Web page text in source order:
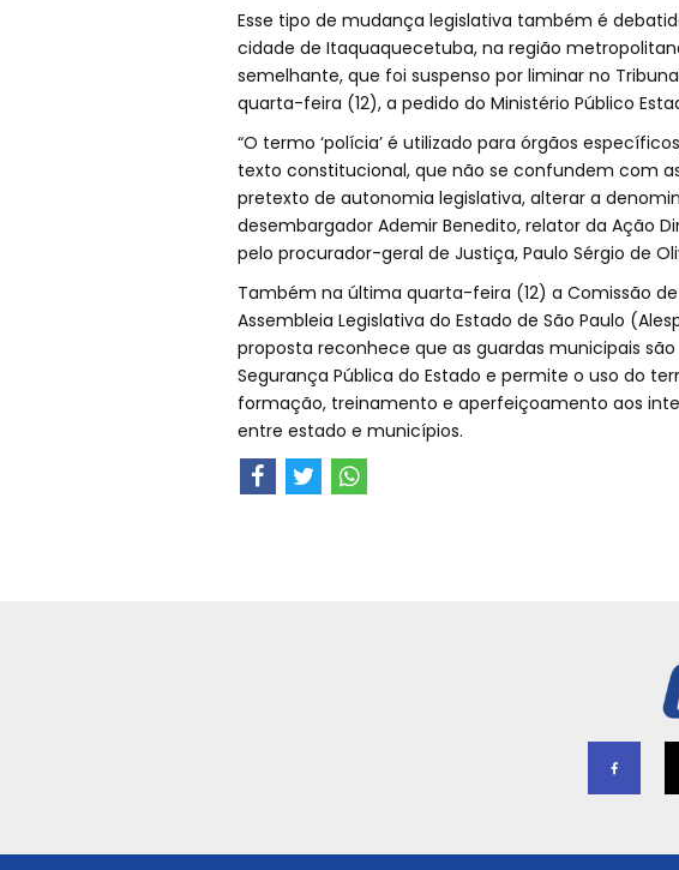
Esse tipo de mudança legislativa também é
cidade de Itaquaquecetuba, na região
semelhante, que foi suspenso por liminar no
quarta-feira (12), a pedido do Ministério Público
“O termo ‘polícia’ é utilizado para órgãos
texto constitucional, que não se confundem com
pretexto de autonomia legislativa, alterar a
desembargador Ademir Benedito, relator da Ação
pelo procurador-geral de Justiça, Paulo Sérgio de
Também na última quarta-feira (12) a Comissão
Assembleia Legislativa do Estado de São Paulo
proposta reconhece que as guardas municipais
Segurança Pública do Estado e permite o uso do
formação, treinamento e aperfeiçoamento aos
entre estado e municípios.